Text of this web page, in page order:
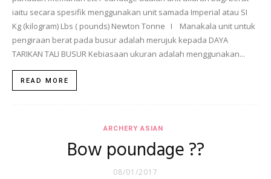
iaitu secara spesifik menggunakan unit samada Imperial atau SI
Kg (kilogram) Lbs ( pounds) Newton Tonne I Manakala unit untuk
pengiraan berat pada busur adalah merujuk kepada DAYA
TARIKAN TALI BUSUR Kebiasaan ukuran adalah menggunakan...
READ MORE
ARCHERY ASIAN
Bow poundage ??
08/01/2017